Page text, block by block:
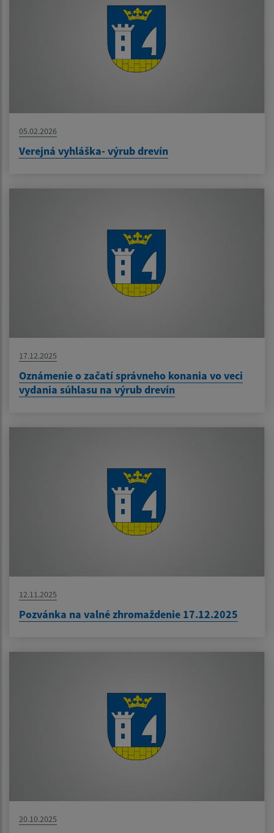
05.02.2026
Verejná vyhláška- výrub drevín
17.12.2025
Oznámenie o začatí správneho konania vo veci
vydania súhlasu na výrub drevín
12.11.2025
Pozvánka na valné zhromaždenie 17.12.2025
20.10.2025